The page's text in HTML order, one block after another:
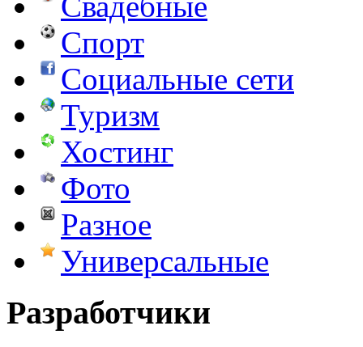
Спорт
Социальные сети
Туризм
Хостинг
Фото
Разное
Универсальные
Разработчики